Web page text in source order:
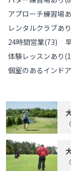
アプローチ練習場
レンタルクラブあり
24時間営業(73)
体験レッスンあり (
個室のあるインドア
（
（